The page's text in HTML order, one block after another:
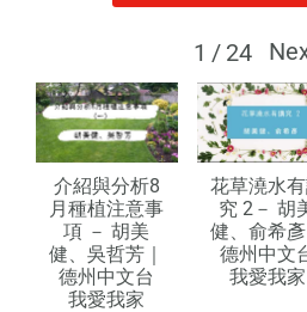
1 / 24
介紹與分析8
月種植注意事
項 － 胡美
健、吳哲芳｜
德州中文台
我愛我家
花草澆水
究 2－ 胡
健、俞希彥
德州中文
我愛我家